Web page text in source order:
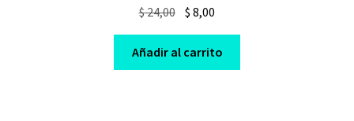
$24,00 Original
price
was:
$ 24,00.
$ 8,00
price
is:
$ 8,00.
Añadir al carrito